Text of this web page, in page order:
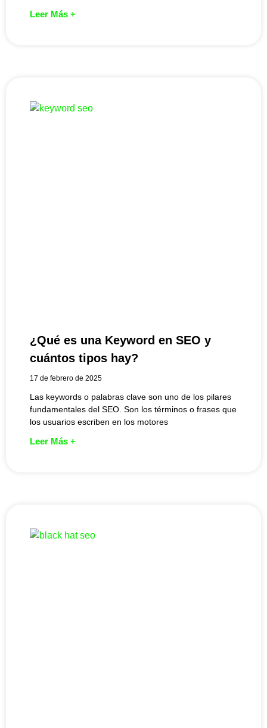
Leer Más +
¿Qué es una Keyword en SEO y
cuántos tipos hay?
17 de febrero de 2025
Las keywords o palabras clave son uno de los pilares
fundamentales del SEO. Son los términos o frases que
los usuarios escriben en los motores
Leer Más +